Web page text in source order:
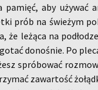
pa­mięć, aby uży­wać
prób na świe­żym
że le­żą­ca na
do­no­śnie. Po
spró­bo­wać
za­war­tość